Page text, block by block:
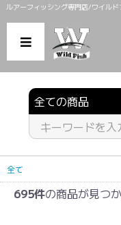
ルアーフィッシング専門店/ワイル
全て
695件の商品が見つ